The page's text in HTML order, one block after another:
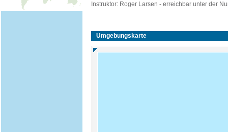
Instruktor: Roger Larsen - erreichbar unter der
Umgebungskarte